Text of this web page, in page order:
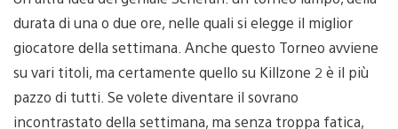
durata di una o due ore, nelle quali si elegge il miglior
giocatore della settimana. Anche questo Torneo avviene
su vari titoli, ma certamente quello su Killzone 2 è il più
pazzo di tutti. Se volete diventare il sovrano
incontrastato della settimana, ma senza troppa fatica,